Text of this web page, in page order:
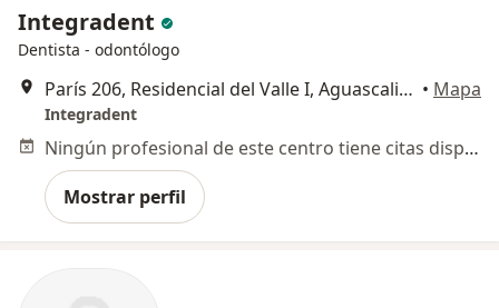
Integradent
Dentista - odontólogo
París 206, Residencial del Valle I, Aguascalientes • Mapa
Integradent
Ningún profesional de este centro tiene citas disponibles
Mostrar perfil